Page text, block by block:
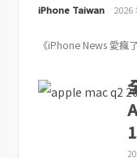
iPhone Taiwan 2026
《iPhone News 愛瘋